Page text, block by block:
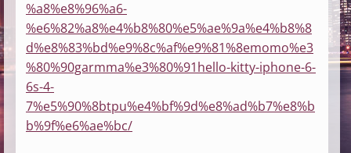
%a8%e8%96%a6-
%e6%82%a8%e4%b8%80%e5%ae%9a%e4%b8%8
d%e8%83%bd%e9%8c%af%e9%81%8emomo%e3
%80%90garmma%e3%80%91hello-kitty-iphone-6-
6s-4-
7%e5%90%8btpu%e4%bf%9d%e8%ad%b7%e8%b
b%9f%e6%ae%bc/